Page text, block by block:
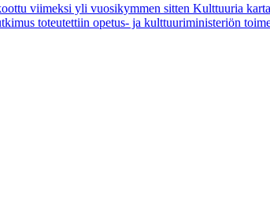
viimeksi yli vuosikymmen sitten Kulttuuria
toteutettiin opetus- ja kulttuuriministeriön